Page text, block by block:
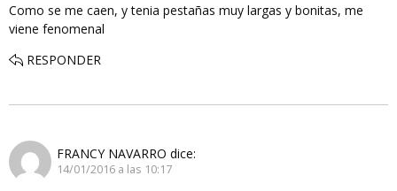
Como se me caen, y tenia pestañas muy largas y bonitas, me
viene fenomenal
RESPONDER
FRANCY NAVARRO dice:
14/01/2016 a las 10:17